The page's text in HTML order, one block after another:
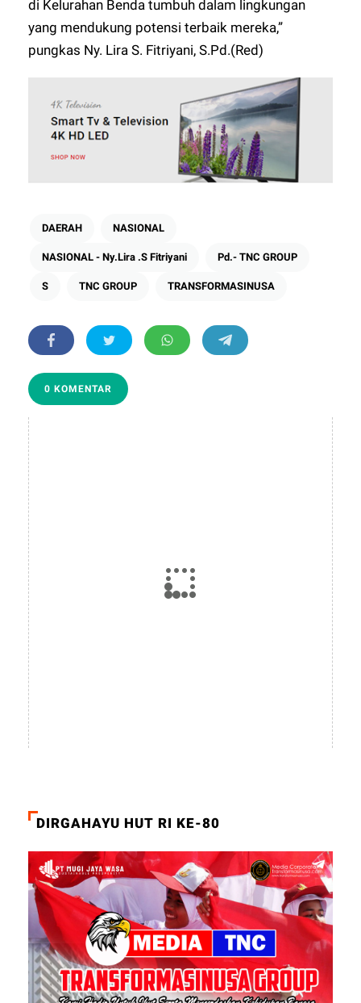
di Kelurahan Benda tumbuh dalam lingkungan
yang mendukung potensi terbaik mereka,”
pungkas Ny. Lira S. Fitriyani, S.Pd.(Red)
DAERAH NASIONAL
NASIONAL - Ny.Lira .S Fitriyani Pd.- TNC GROUP
S TNC GROUP TRANSFORMASINUSA
0 KOMENTAR
DIRGAHAYU HUT RI KE-80